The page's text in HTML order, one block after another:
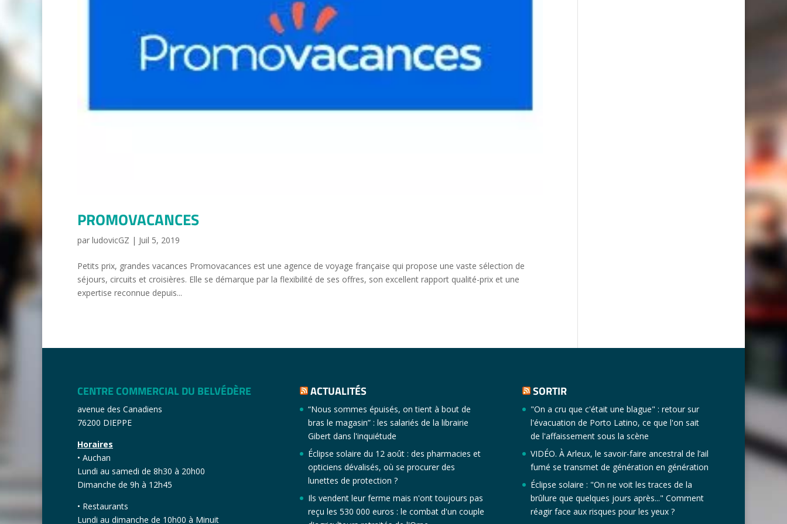
PROMOVACANCES
par ludovicGZ | Juil 5, 2019
Petits prix, grandes vacances Promovacances est une agence de voyage française qui propose une vaste sélection de
séjours, circuits et croisières. Elle se démarque par la flexibilité de ses offres, son excellent rapport qualité-prix et une
expertise reconnue depuis...
CENTRE COMMERCIAL DU BELVÉDÈRE
avenue des Canadiens
76200 DIEPPE
Horaires
• Auchan
Lundi au samedi de 8h30 à 20h00
Dimanche de 9h à 12h45
• Restaurants
Lundi au dimanche de 10h00 à Minuit
ACTUALITÉS
“Nous sommes épuisés, on tient à bout de
bras le magasin” : les salariés de la librairie
Gibert dans l'inquiétude
Éclipse solaire du 12 août : des pharmacies et
opticiens dévalisés, où se procurer des
lunettes de protection ?
Ils vendent leur ferme mais n'ont toujours pas
reçu les 530 000 euros : le combat d'un couple
SORTIR
"On a cru que c'était une blague" : retour sur
l'évacuation de Porto Latino, ce que l'on sait
de l'affaissement sous la scène
VIDÉO. À Arleux, le savoir-faire ancestral de l’ail
fumé se transmet de génération en génération
Éclipse solaire : "On ne voit les traces de la
brûlure que quelques jours après..." Comment
réagir face aux risques pour les yeux ?